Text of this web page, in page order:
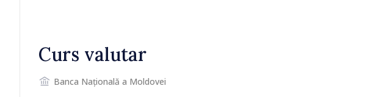
Curs valutar
Banca Națională a Moldovei